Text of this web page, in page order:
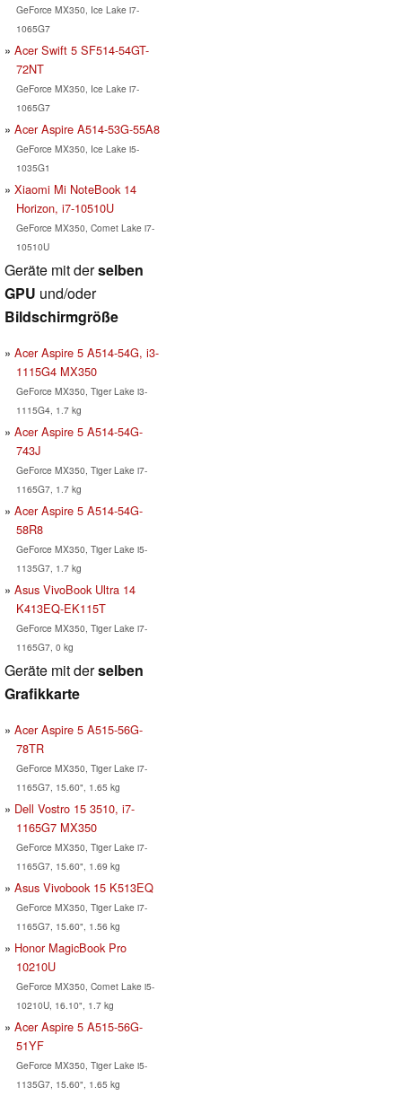
GeForce MX350, Ice Lake i7-
1065G7
Acer Swift 5 SF514-54GT-
72NT
GeForce MX350, Ice Lake i7-
1065G7
Acer Aspire A514-53G-55A8
GeForce MX350, Ice Lake i5-
1035G1
Xiaomi Mi NoteBook 14
Horizon, i7-10510U
GeForce MX350, Comet Lake i7-
10510U
Geräte mit derselben
GPU und/oder
Bildschirmgröße
Acer Aspire 5 A514-54G, i3-
1115G4 MX350
GeForce MX350, Tiger Lake i3-
1115G4, 1.7 kg
Acer Aspire 5 A514-54G-
743J
GeForce MX350, Tiger Lake i7-
1165G7, 1.7 kg
Acer Aspire 5 A514-54G-
58R8
GeForce MX350, Tiger Lake i5-
1135G7, 1.7 kg
Asus VivoBook Ultra 14
K413EQ-EK115T
GeForce MX350, Tiger Lake i7-
1165G7, 0 kg
Geräte mit derselben
Grafikkarte
Acer Aspire 5 A515-56G-
78TR
GeForce MX350, Tiger Lake i7-
1165G7, 15.60", 1.65 kg
Dell Vostro 15 3510, i7-
1165G7 MX350
GeForce MX350, Tiger Lake i7-
1165G7, 15.60", 1.69 kg
Asus Vivobook 15 K513EQ
GeForce MX350, Tiger Lake i7-
1165G7, 15.60", 1.56 kg
Honor MagicBook Pro
10210U
GeForce MX350, Comet Lake i5-
10210U, 16.10", 1.7 kg
Acer Aspire 5 A515-56G-
51YF
GeForce MX350, Tiger Lake i5-
1135G7, 15.60", 1.65 kg